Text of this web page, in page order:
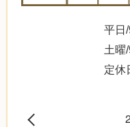
平日
土曜
定休